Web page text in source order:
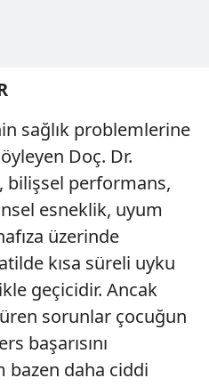
sağlık problemlerine
Doç. Dr.
bilişsel performans,
esneklik, uyum
üzerinde
kısa süreli uyku
geçicidir. Ancak
sorunlar çocuğun
başarısını
bazen daha ciddi